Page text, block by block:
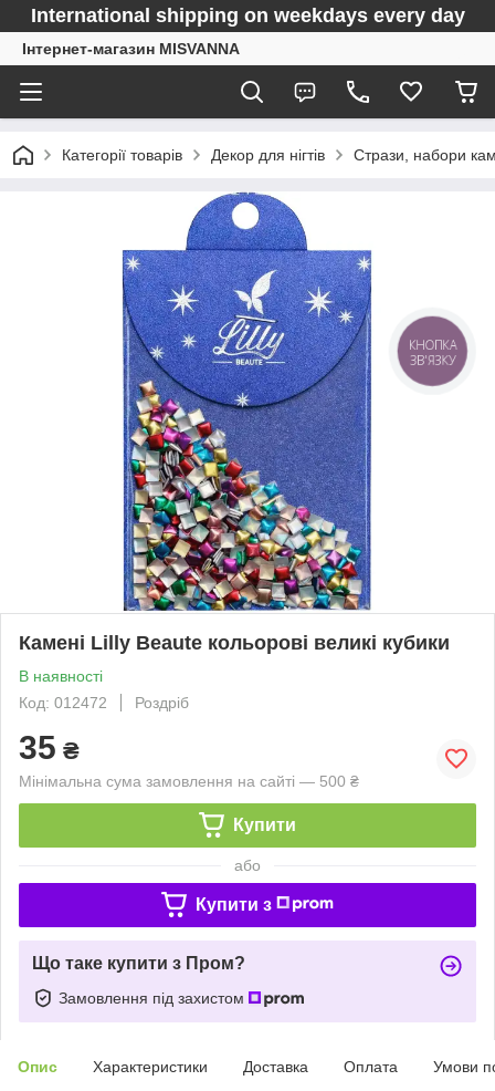
International shipping on weekdays every day
Інтернет-магазин MISVANNA
Категорії товарів Декор для нігтів Стрази, набори
Камені Lilly Beaute кольорові великі кубики
В наявності
Код: 012472
Роздріб
35 ₴
Мінімальна сума замовлення на сайті — 500 ₴
Купити
або
Купити з
Що таке купити з Пром?
Замовлення під захистом
Опис Характеристики Доставка Оплата Умови
КНОПКА
ЗВ'ЯЗКУ